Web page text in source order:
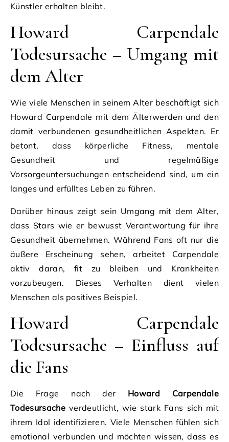
Künstler erhalten bleibt.
Howard Carpendale
Todesursache – Umgang mit
dem Alter
Wie viele Menschen in seinem Alter beschäftigt sich
Howard Carpendale mit dem Älterwerden und den
damit verbundenen gesundheitlichen Aspekten. Er
betont, dass körperliche Fitness, mentale
Gesundheit und regelmäßige
Vorsorgeuntersuchungen entscheidend sind, um ein
langes und erfülltes Leben zu führen.
Darüber hinaus zeigt sein Umgang mit dem Alter,
dass Stars wie er bewusst Verantwortung für ihre
Gesundheit übernehmen. Während Fans oft nur die
äußere Erscheinung sehen, arbeitet Carpendale
aktiv daran, fit zu bleiben und Krankheiten
vorzubeugen. Dieses Verhalten dient vielen
Menschen als positives Beispiel.
Howard Carpendale
Todesursache – Einfluss auf
die Fans
Die Frage nach der Howard Carpendale
Todesursacheverdeutlicht, wie stark Fans sich mit
ihrem Idol identifizieren. Viele Menschen fühlen sich
emotional verbunden und möchten wissen, dass es